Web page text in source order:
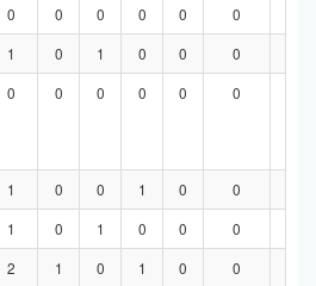
0 0 0 0 0 0
1 0 1 0 0 0
0 0 0 0 0 0
1 0 0 1 0 0
1 0 1 0 0 0
2 1 0 1 0 0